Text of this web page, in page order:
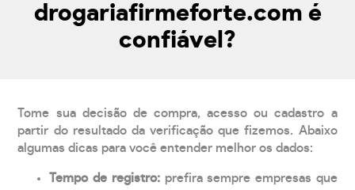
drogariafirmeforte.com é
confiável?
Tome sua decisão de compra, acesso ou cadastro a
partir do resultado da verificação que fizemos. Abaixo
algumas dicas para você entender melhor os dados:
Tempo de registro: prefira sempre empresas que